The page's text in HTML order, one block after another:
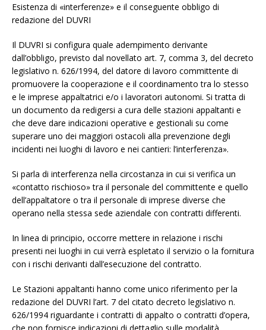
Esistenza di «interferenze» e il conseguente obbligo di
redazione del DUVRI
Il DUVRI si configura quale adempimento derivante
dall’obbligo, previsto dal novellato art. 7, comma 3, del decreto
legislativo n. 626/1994, del datore di lavoro committente di
promuovere la cooperazione e il coordinamento tra lo stesso
e le imprese appaltatrici e/o i lavoratori autonomi. Si tratta di
un documento da redigersi a cura delle stazioni appaltanti e
che deve dare indicazioni operative e gestionali su come
superare uno dei maggiori ostacoli alla prevenzione degli
incidenti nei luoghi di lavoro e nei cantieri: l’interferenza».
Si parla di interferenza nella circostanza in cui si verifica un
«contatto rischioso» tra il personale del committente e quello
dell’appaltatore o tra il personale di imprese diverse che
operano nella stessa sede aziendale con contratti differenti.
In linea di principio, occorre mettere in relazione i rischi
presenti nei luoghi in cui verrà espletato il servizio o la fornitura
con i rischi derivanti dall’esecuzione del contratto.
Le Stazioni appaltanti hanno come unico riferimento per la
redazione del DUVRI l’art. 7 del citato decreto legislativo n.
626/1994 riguardante i contratti di appalto o contratti d’opera,